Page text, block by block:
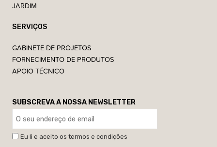
JARDIM
SERVIÇOS
GABINETE DE PROJETOS
FORNECIMENTO DE PRODUTOS
APOIO TÉCNICO
SUBSCREVA A NOSSA NEWSLETTER
Eu li e aceito os termos e condições